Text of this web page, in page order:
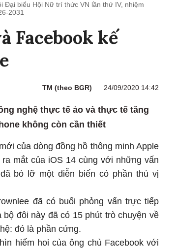
Đại biểu Hội Nữ trí thức VN lần thứ IV, nhiệm
2031
Facebook kế
TM (theo BGR) 24/09/2020 14:42
nghệ thực tế ảo và thực tế tăng
không còn cần thiết
của dòng đồng hồ thông minh Apple
mắt của iOS 14 cùng với những vấn
bỏ lỡ một diễn biến có phần thú vị
đã có buổi phỏng vấn trực tiếp
đôi này đã có 15 phút trò chuyện về
đó là phần cứng.
hiếm hoi của ông chủ Facebook với